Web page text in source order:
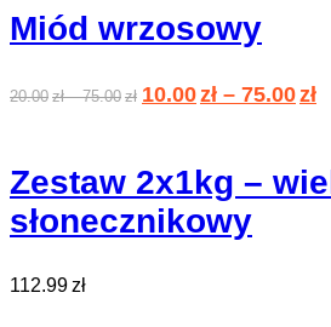
Miód wrzosowy
20.00 zł–75.00 zł 10.00zł – 75.00zł
Zestaw 2x1kg –
słonecznikowy
112.99zł